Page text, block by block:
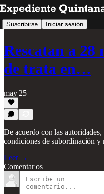
Suscribirse Iniciar sesión
Rescatan a 28
de trata en…
may 25
De acuerdo con las autoridades,
condiciones de subordinación y
Leer →
Comentarios